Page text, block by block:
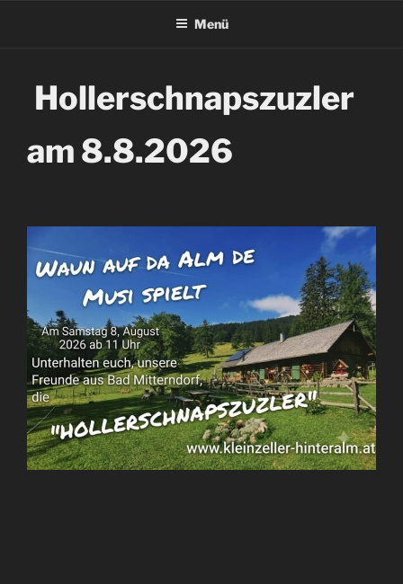
Menü
Hollerschnapszuzler
am 8.8.2026